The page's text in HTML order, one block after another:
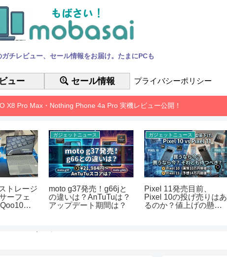
チレビュー、セール情報をお届け。たまにPCも
ュー セール情報 プライバシーポリシー
X8 Pro Max・Nothing Phone 4a Pro 実機レビュー公開！
トレージ
ーフェ
メ
ガジェットニュース
moto g37発売！g66jと
の違いは？AnTuTuは？
アップデート期間は？
ガジェットニュース
Pixel 11発売目前、
Pixel 10の投げ売りはあ
るのか？値上げの懸念